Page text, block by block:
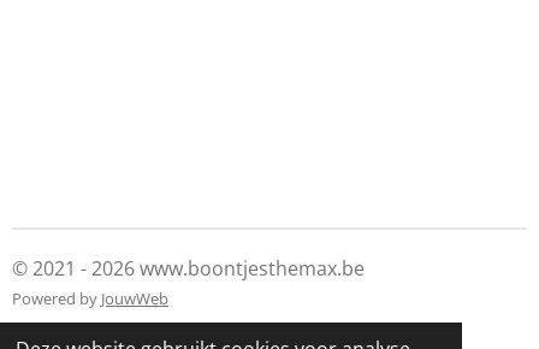
© 2021 - 2026 www.boontjesthemax.be
Powered by JouwWeb